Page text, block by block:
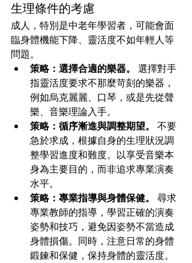
生理條件的考慮
成人，特別是中老年學習者，可能會面
臨身體機能下降、靈活度不如年輕人等
問題。
策略：選擇合適的樂器。
選擇對手
指靈活度要求不那麼苛刻的樂器，
例如烏克麗麗、口琴，或是先從聲
樂、音樂理論入手。
策略：循序漸進與調整期望。
不要
急於求成，根據自身的生理狀況調
整學習進度和難度。以享受音樂本
身為主要目的，而非追求專業演奏
水平。
策略：專業指導與身體保健。
尋求
專業教師的指導，學習正確的演奏
姿勢和技巧，避免因姿勢不當造成
身體損傷。同時，注意日常的身體
鍛鍊和保健，保持身體的靈活度。